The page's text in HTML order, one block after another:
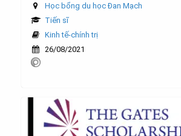
Học bổng du học Đan Mạch
Tiến sĩ
Kinh tế-chính trị
26/08/2021